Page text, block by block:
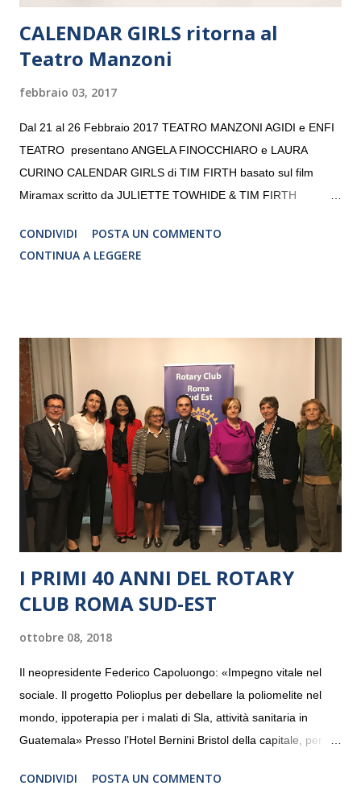
CALENDAR GIRLS ritorna al
Teatro Manzoni
febbraio 03, 2017
Dal 21 al 26 Febbraio 2017 TEATRO MANZONI AGIDI e ENFI
TEATRO presentano ANGELA FINOCCHIARO e LAURA
CURINO CALENDAR GIRLS di TIM FIRTH basato sul film
Miramax scritto da JULIETTE TOWHIDE & TIM FIRTH
CRISTINA PEZZOLI
CONDIVIDI
POSTA UN COMMENTO
CONTINUA A LEGGERE
I PRIMI 40 ANNI DEL ROTARY
CLUB ROMA SUD-EST
ottobre 08, 2018
Il neopresidente Federico Capoluongo: «Impegno vitale nel
sociale. Il progetto Polioplus per debellare la poliomelite nel
mondo, ippoterapia per i malati di Sla, attività sanitaria in
Guatemala» Presso l’Hotel Bernini Bristol della capitale, per la
programmazione del Rotary Club Roma Sud-Est che festeggia
CONDIVIDI
POSTA UN COMMENTO